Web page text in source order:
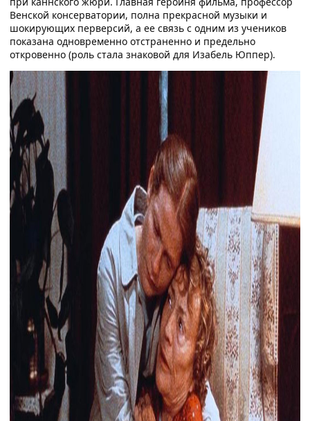
Венской консерватории, полна прекрасной музыки и
шокирующих перверсий, а ее связь с одним из учеников
показана одновременно отстраненно и предельно
откровенно (роль стала знаковой для Изабель Юппер).